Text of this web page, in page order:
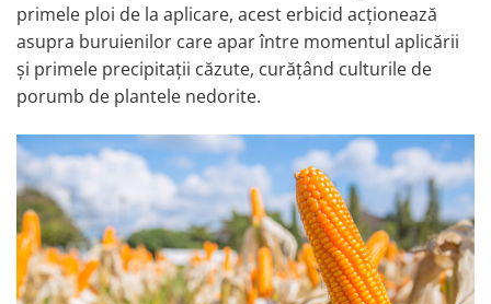
primele ploi de la aplicare, acest erbicid acționează
asupra buruienilor care apar între momentul aplicării
și primele precipitații căzute, curățând culturile de
porumb de plantele nedorite.